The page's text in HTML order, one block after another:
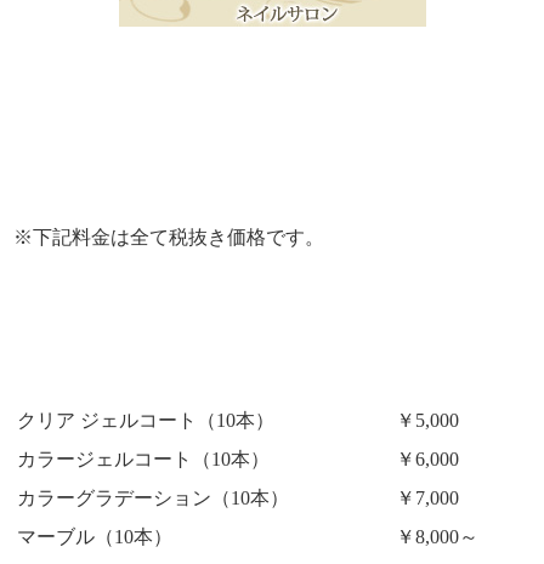
※下記料金は全て税抜き価格です。
クリア ジェルコート（10本）
￥5,000
カラージェルコート（10本）
￥6,000
カラーグラデーション（10本）
￥7,000
マーブル（10本）
￥8,000～